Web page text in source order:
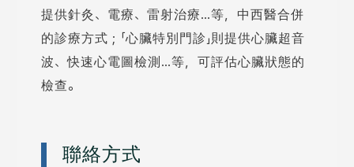
提供針灸、電療、雷射治療…等，中西醫合併
的診療方式；「心臟特別門診」則提供心臟超音
波、快速心電圖檢測…等，可評估心臟狀態的
檢查。
聯絡方式